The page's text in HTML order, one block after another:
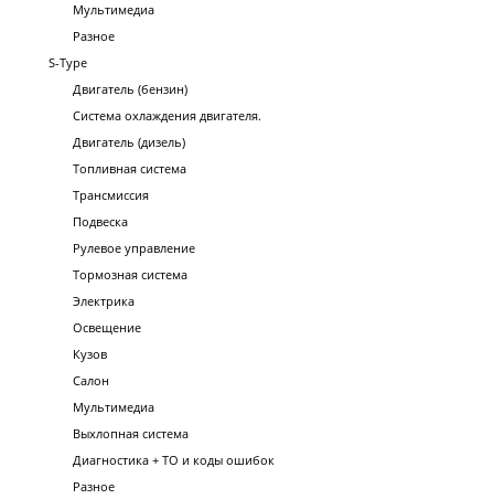
Мультимедиа
Разное
S-Type
Двигатель (бензин)
Система охлаждения двигателя.
Двигатель (дизель)
Топливная система
Трансмиссия
Подвеска
Рулевое управление
Тормозная система
Электрика
Освещение
Кузов
Салон
Мультимедиа
Выхлопная система
Диагностика + ТО и коды ошибок
Разное